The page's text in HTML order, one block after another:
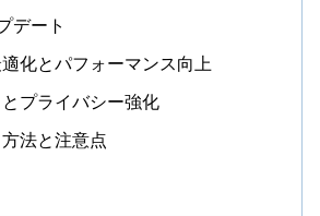
デート
化とパフォーマンス向上
プライバシー強化
法と注意点